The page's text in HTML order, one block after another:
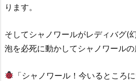
ります。
そしてシャノワールがレディバグ(
泡を必死に動かしてシャノワールの
「シャノワール！今いるところに